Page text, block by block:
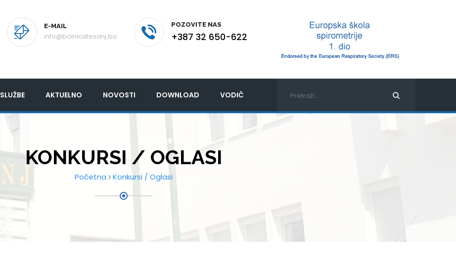
E-MAIL
info@bolnicatesanj.ba
POZOVITE NAS
+387 32 650-622
SLUŽBE AKTUELNO NOVOSTI DOWNLOAD VODIČ
KONKURSI / OGLASI
Početna Konkursi / Oglasi